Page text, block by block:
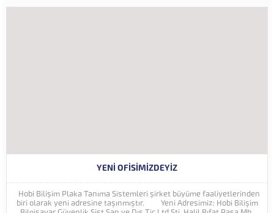
YENI OFISIMIZDEYIZ
Hobi Bilişim Plaka Tanıma Sistemleri şirket büyüme faaliyetlerinden
biri olarak yeni adresine taşınmıştır. Yeni Adresimiz: Hobi Bilişim